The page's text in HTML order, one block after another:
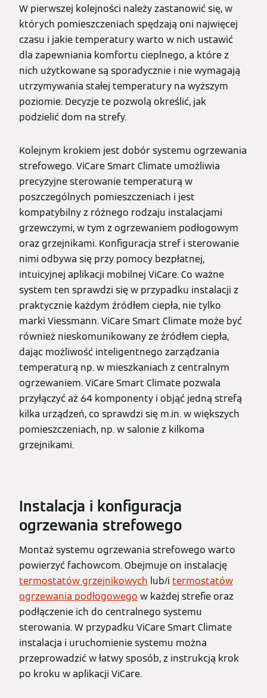
W pierwszej kolejności należy zastanowić się, w
których pomieszczeniach spędzają oni najwięcej
czasu i jakie temperatury warto w nich ustawić
dla zapewniania komfortu cieplnego, a które z
nich użytkowane są sporadycznie i nie wymagają
utrzymywania stałej temperatury na wyższym
poziomie. Decyzje te pozwolą określić, jak
podzielić dom na strefy.
Kolejnym krokiem jest dobór systemu ogrzewania
strefowego. ViCare Smart Climate umożliwia
precyzyjne sterowanie temperaturą w
poszczególnych pomieszczeniach i jest
kompatybilny z różnego rodzaju instalacjami
grzewczymi, w tym z ogrzewaniem podłogowym
oraz grzejnikami. Konfiguracja stref i sterowanie
nimi odbywa się przy pomocy bezpłatnej,
intuicyjnej aplikacji mobilnej ViCare. Co ważne
system ten sprawdzi się w przypadku instalacji z
praktycznie każdym źródłem ciepła, nie tylko
marki Viessmann. ViCare Smart Climate może być
również nieskomunikowany ze źródłem ciepła,
dając możliwość inteligentnego zarządzania
temperaturą np. w mieszkaniach z centralnym
ogrzewaniem. ViCare Smart Climate pozwala
przyłączyć aż 64 komponenty i objąć jedną strefą
kilka urządzeń, co sprawdzi się m.in. w większych
pomieszczeniach, np. w salonie z kilkoma
grzejnikami.
Instalacja i konfiguracja
ogrzewania strefowego
Montaż systemu ogrzewania strefowego warto
powierzyć fachowcom. Obejmuje on instalację
termostatów grzejnikowych lub/i termostatów
ogrzewania podłogowego w każdej strefie oraz
podłączenie ich do centralnego systemu
sterowania. W przypadku ViCare Smart Climate
instalacja i uruchomienie systemu można
przeprowadzić w łatwy sposób, z instrukcją krok
po kroku w aplikacji ViCare.